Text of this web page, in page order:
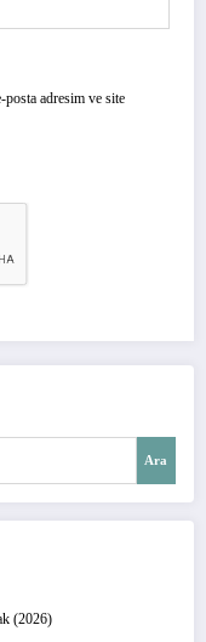
posta adresim ve site
Ara
(2026)